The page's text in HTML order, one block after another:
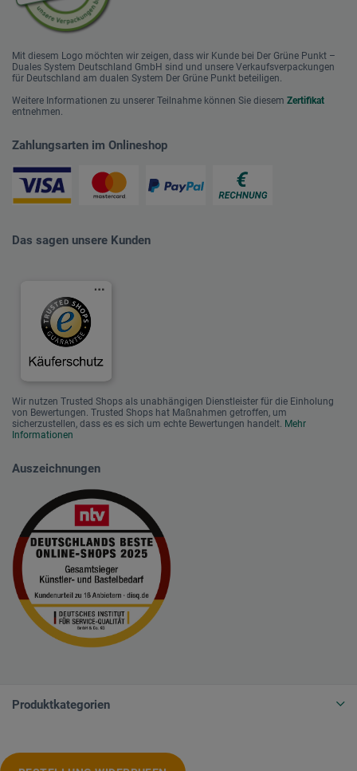
Mit diesem Logo möchten wir zeigen, dass wir Kunde bei Der Grüne Punkt –
Duales System Deutschland GmbH sind und unsere Verkaufsverpackungen
für Deutschland am dualen System Der Grüne Punkt beteiligen.
Weitere Informationen zu unserer Teilnahme können Sie diesem Zertifikat
entnehmen.
Zahlungsarten im Onlineshop
Das sagen unsere Kunden
Wir nutzen Trusted Shops als unabhängigen Dienstleister für die Einholung
von Bewertungen. Trusted Shops hat Maßnahmen getroffen, um
sicherzustellen, dass es es sich um echte Bewertungen handelt. Mehr
Informationen
Auszeichnungen
Produktkategorien